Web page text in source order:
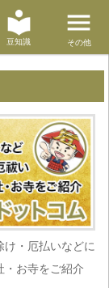
豆知識 その他
け・厄払いなどに
・お寺をご紹介